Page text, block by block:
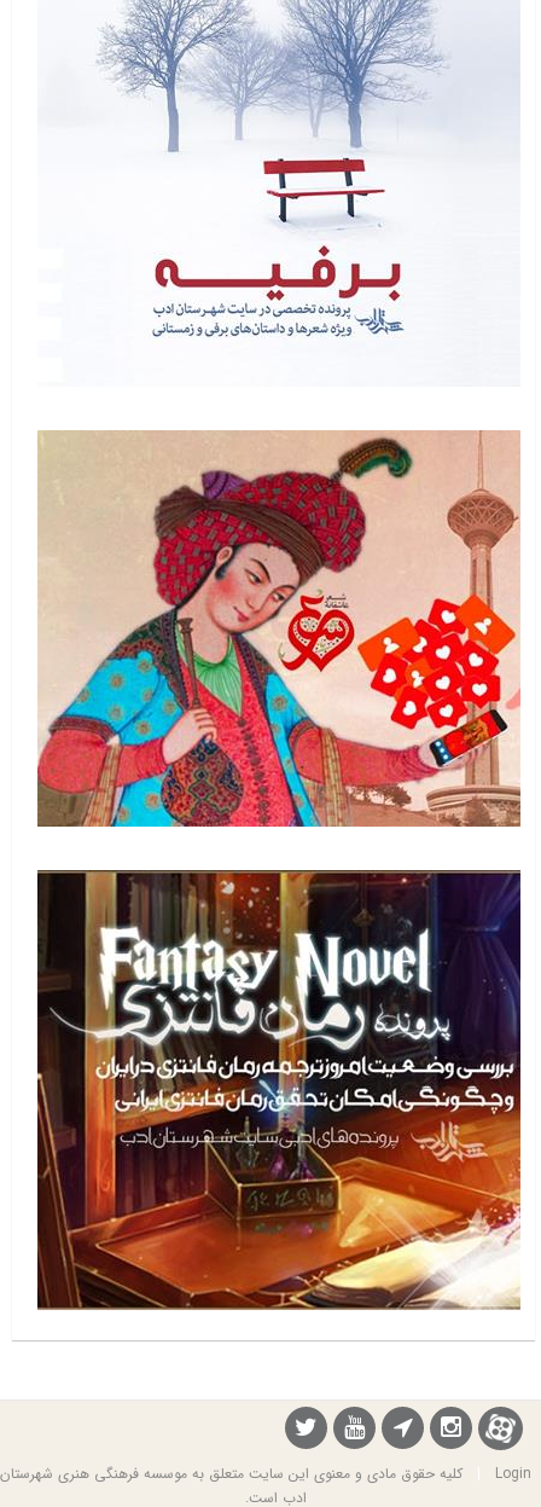
Login
کلیه حقوق مادی و معنوی این سایت متعلق به موسسه فرهنگی هنری شهرستان
ادب است.